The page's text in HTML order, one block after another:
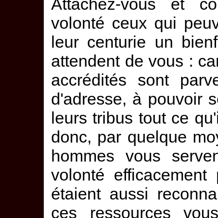
Attachez-vous et
volonté ceux qui
leur centurie un
attendent de vous :
accrédités sont
d'adresse, à pouvoir
leurs tribus tout ce
donc, par quelque
hommes vous
volonté
étaient aussi
ces ressources